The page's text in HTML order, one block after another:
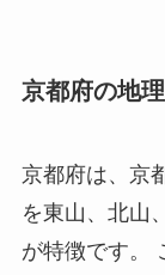
京都府の地
京都府は、京
を東山、北山
が特徴です。